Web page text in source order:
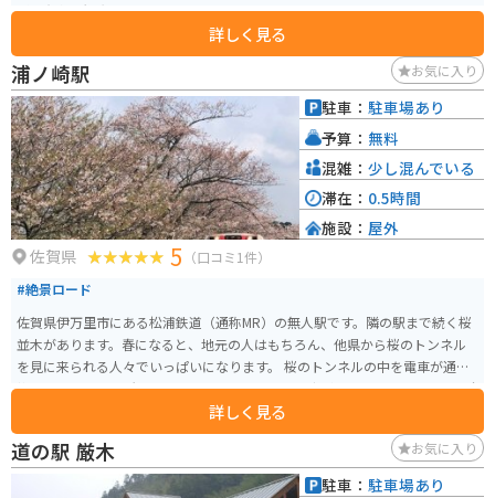
州で有名な観光スポットです。
詳しく見る
浦ノ崎駅 お気に入り
佐賀県 5 （口コミ1件）
#絶景ロード
佐賀県伊万里市にある松浦鉄道（通称MR）の無人駅です。隣の駅まで続く桜
並木があります。春になると、地元の人はもちろん、他県から桜のトンネル
を見に来られる人々でいっぱいになります。 桜のトンネルの中を電車が通り
抜けるところは見所です。駅の壁には地元の小学生が絵を描いています。掃除
や植物の手入れもきちんとなされていて、地元の人に愛されているのがわか
ります。桜の時期には桜祭りも開催されます。
詳しく見る
駐車： 駐車場あり
予算： 無料
混雑： 少し混んでいる
滞在： 0.5時間
施設： 屋外
道の駅 厳木 お気に入り
駐車： 駐車場あり